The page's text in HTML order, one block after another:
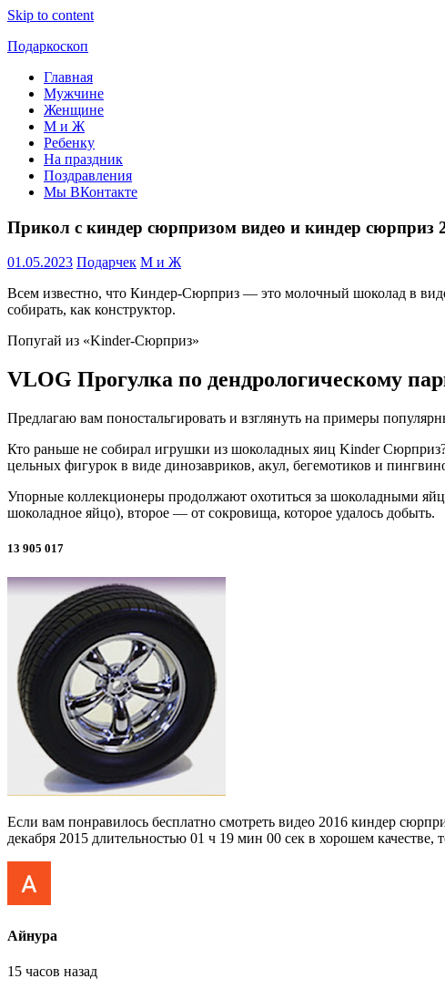
Skip to content
Подаркоскоп
Поможем
выбрать
подарить
Главная
Мужчине
Женщине
М и Ж
Ребенку
На праздник
Поздравления
Мы ВКонтакте
Прикол с киндер сюрпризом видео и киндер
01.05.2023 Подарчек М и Ж
Всем известно, что Киндер-Сюрприз — это молочный шоколад в
собирать, как конструктор.
Попугай из «Kinder-Сюрприз»
VLOG Прогулка по дендрологическому
Предлагаю вам поностальгировать и взглянуть на примеры
Кто раньше не собирал игрушки из шоколадных яиц Kinder Сюрприз?
цельных фигурок в виде динозавриков, акул, бегемотиков и
Упорные коллекционеры продолжают охотиться за шоколадными
шоколадное яйцо), второе — от сокровища, которое удалось добыть.
13 905 017
Если вам понравилось бесплатно смотреть видео 2016 киндер
декабря 2015 длительностью 01 ч 19 мин 00 сек в хорошем качестве,
Айнура
15 часов назад